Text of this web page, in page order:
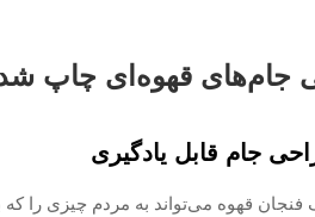
جام‌های قهوه‌ای چاپ
جام قابل یادگیری
فنجان قهوه می‌تواند به مردم چیزی را